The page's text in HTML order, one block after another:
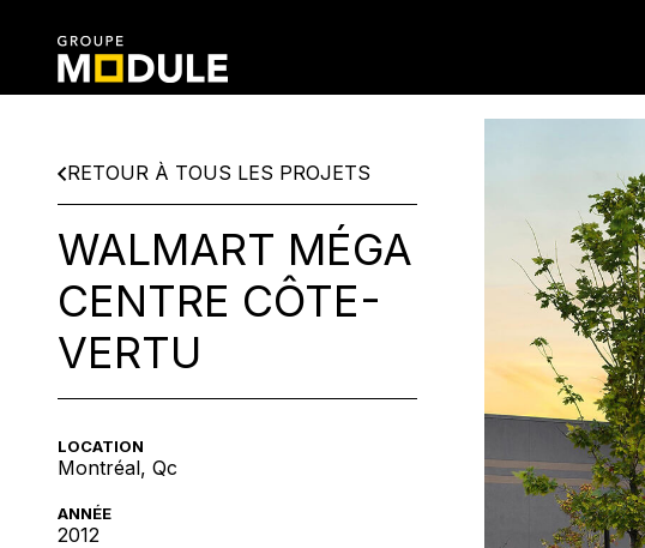
RETOUR À TOUS LES PROJETS
WALMART MÉGA
CENTRE CÔTE-
VERTU
LOCATION
Montréal, Qc
ANNÉE
2012